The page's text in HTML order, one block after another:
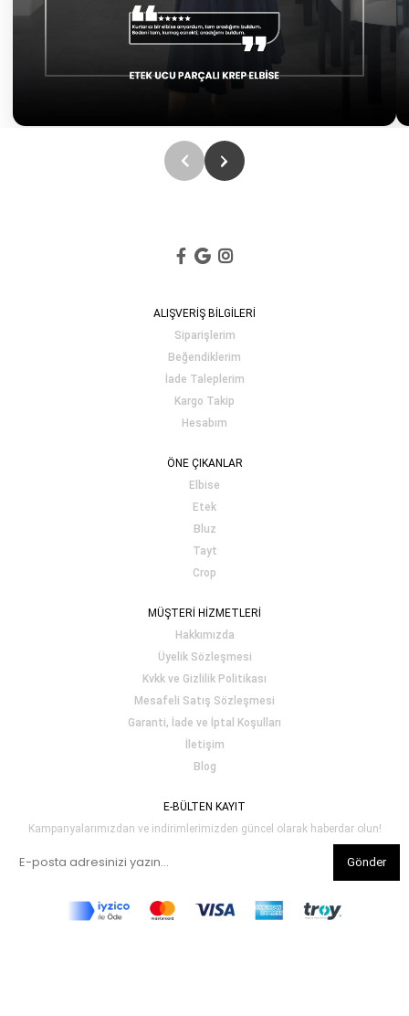
ALIŞVERİŞ BİLGİLERİ
Siparişlerim
Beğendiklerim
İade Taleplerim
Kargo Takip
Hesabım
ÖNE ÇIKANLAR
Elbise
Etek
Bluz
Tayt
Crop
MÜŞTERİ HİZMETLERİ
Hakkımızda
Üyelik Sözleşmesi
Kvkk ve Gizlilik Politikası
Mesafeli Satış Sözleşmesi
Garanti, İade ve İptal Koşulları
İletişim
Blog
E-BÜLTEN KAYIT
Kampanyalarımızdan ve indirimlerimizden güncel olarak haberdar olun!
Gönder